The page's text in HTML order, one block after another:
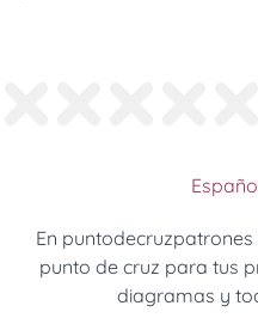
En
punto de cruz para tus
diagramas y